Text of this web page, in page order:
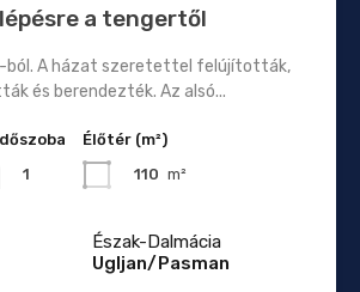
a tengertől
ból. A házat szeretettel felújították,
és berendezték. Az alsó...
1
Élőtér (m²)
110 m²
Észak-Dalmácia
Ugljan/Pasman